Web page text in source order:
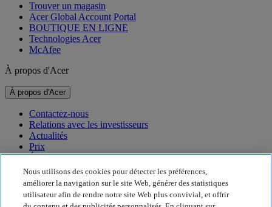
Trouver un magasin
Acer Global Account Portal
BOUTIQUE EN LIGNE
Technologies Acer
McAfee
À propos d'Acer
À propos d'Acer
Contactez-nous
Relations avec les investisseurs
Actualités
Prix
Événements
Développement durable
Développement durable
Nous utilisons des cookies pour détecter les préférences,
améliorer la navigation sur le site Web, générer des statistiques
utilisateur afin de rendre notre site Web plus convivial, et offrir